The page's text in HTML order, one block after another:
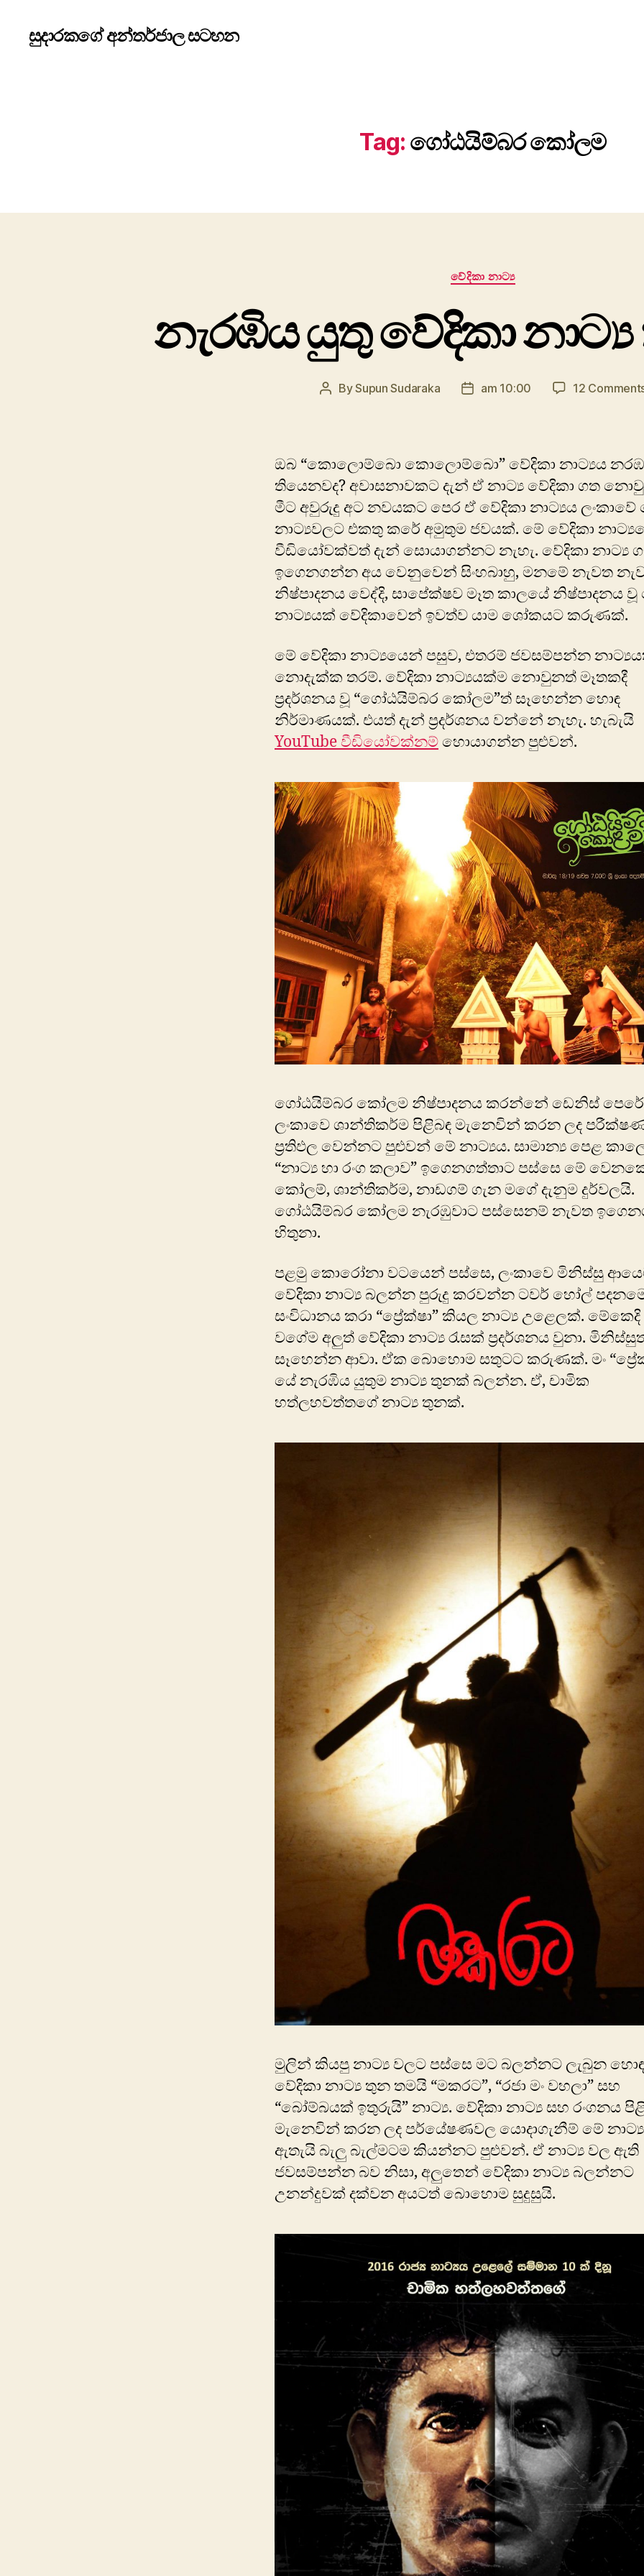
සුදාරකගේ අන්තර්ජාල සටහන
Tag: ගෝඨයිම්බර කෝලම
Categories
වේදිකා නාට්‍ය
නැරඹිය යුතු වේදිකා
PostBySupun Sudaraka
Postam 10:00 12
ඔබ “කොලොම්​බො කොලොම්​බො” වේදිකා නාට්‍යය
තියෙනවද? අවාසනාවකට දැන් ඒ නාට්‍ය වේදිකා ගත
මීට අවුරුදු අට නවයකට පෙර ඒ වේදිකා නාට්‍යය ලංකාවේ
නාට්‍යවලට එකතු කරේ අමුතුම ජවයක්. මේ වේදිකා
වීඩියෝවක්වත් දැන් සොයාගන්න​ට නැහැ. වේදිකා නාට්‍ය
ඉගෙනගන්න අය වෙනුවෙන් සිංහබාහු, මනමේ නැවත
නිෂ්පාදනය වෙද්දි, සාපේක්ෂව මෑත කාලයේ නිෂ්පාදනය වූ
නාට්‍යයක් වේදිකාවෙන් ඉවත්ව යාම ශෝකය​ට කරුණක්.
මේ වේදිකා නාට්‍යයෙන් පසුව, එතරම් ජවසම්පන්න
නොදැක්ක තරම්. වේදිකා නාට්‍යයක්ම ​නොවුනත් මෑතකදී
ප්‍රදර්ශනය වූ “ගෝඨයිම්බර කෝලම”ත් සෑහෙන්න හොඳ
නිර්මාණයක්. එයත් දැන් ප්‍රදර්ශනය වන්නේ නැහැ. හැබැයි
YouTube වීඩියෝවක්නම්හොයාගන්න පුළුවන්.
ගෝඨයිම්බර කෝලම නිෂ්පාදනය කරන්නේ ඩෙනිස්
ලංකාවෙ ශාන්තිකර්ම පිළිබඳ මැනෙවින් කරන ලද
ප්‍රතිඵල වෙන්නට පුළුවන් මේ නාට්‍යය. සාමාන්‍ය පෙළ
“නාට්‍ය හා රංග කලාව” ඉගෙනගත්තාට පස්සෙ මේ
කෝලම්, ශාන්තිකර්ම, නාඩගම් ගැන මගේ දැනුම දුර්වලයි.
ගෝඨයිම්බර කෝලම නැරඹුවාට පස්සෙනම් නැවත
හිතුනා.
පළමු කොරෝනා වටයෙන් පස්​සෙ, ලංකාවෙ මිනිස්සු
වේදිකා නාට්‍ය බලන්න පුරුදු කරවන්න ටවර් හෝල්
සංවිධානය කරා “ප්‍රේක්ෂා” කියල නාට්‍ය උළෙලක්.
වගේම අලුත් වේදිකා නාට්‍ය රැසක් ප්‍රදර්ශනය වුනා.
සෑහෙන්න ආවා. ඒක බොහොම සතුටට කරුණක්. මං
යේ නැරඹිය යුතුම නාට්‍ය තුනක් බලන්න. ඒ, චාමික
හත්ලහවත්තගේ නාට්‍ය තුනක්.
මුලින් කියපු නාට්‍ය වලට පස්සෙ මට බලන්නට ලැබුන
වේදිකා නාට්‍ය තුන තමයි “මකරට”, “රජා මං වහලා” සහ
“බෝම්බයක් ඉතුරුයි” නාට්‍ය. වේදිකා නාට්‍ය සහ රංගනය
මැනෙවින් කරන ලද පර්යේෂණවල යොදාගැනීම් මේ
ඇතැයි බැලු බැල්මටම කියන්නට පුළුවන්. ඒ නාට්‍ය වල ඇති
ජවසම්පන්න බව නිසා, අලුතෙන් වේදිකා නාට්‍ය බලන්නට
උනන්දුවක් දක්වන අයටත් බොහොම සුදුසුයි.